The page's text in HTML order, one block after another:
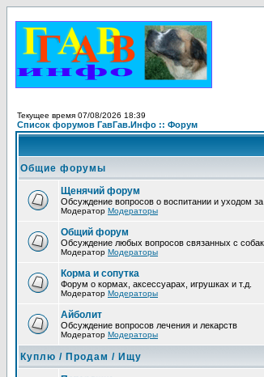
Текущее время 07/08/2026 18:39
Список форумов ГавГав.Инфо :: Форум
Общие форумы
Щенячий форум
Обсуждение вопросов о воспитании и уходом
Модератор Модераторы
Общий форум
Обсуждение любых вопросов связанных с
Модератор Модераторы
Корма и сопутка
Форум о кормах, аксессуарах, игрушках и т.д.
Модератор Модераторы
Айболит
Обсуждение вопросов лечения и лекарств
Модератор Модераторы
Куплю / Продам / Ищу